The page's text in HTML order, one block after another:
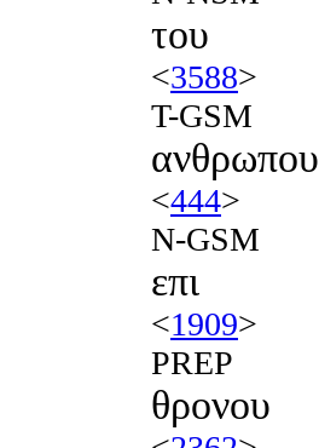
του
<3588>
T-GSM
ανθρωπου
<444>
N-GSM
επι
<1909>
PREP
θρονου